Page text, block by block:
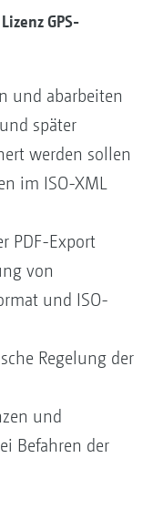
GPS-
und abarbeiten
später
werden sollen
im ISO-XML
PDF-Export
von
und ISO-
Regelung der
und
Befahren der